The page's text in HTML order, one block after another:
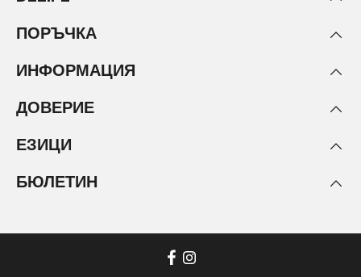
ПОРЪЧКА
ИНФОРМАЦИЯ
ДОВЕРИЕ
ЕЗИЦИ
БЮЛЕТИН